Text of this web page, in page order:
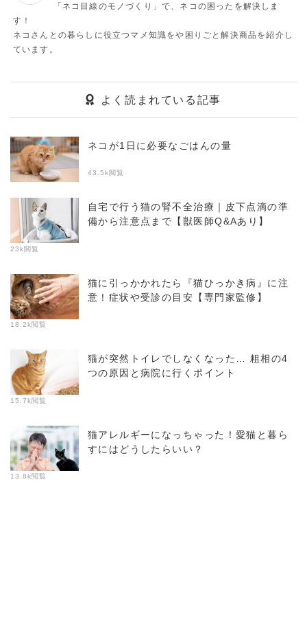
「ネコ目線のモノづくり」で、ネコの困ったを解決しま
す！
ネコさんとの暮らしに役立つマメ知識をや困りごと解決商品を紹介し
ています。
よく読まれている記事
ネコが1日に必要なごはんの量
43.5k閲覧
自宅で行う猫の腎不全治療｜皮下点滴の準
備から注意点まで【獣医師Q&Aあり】
23k閲覧
猫に引っかかれたら『猫ひっかき病』に注
意！症状や受診の目安【専門家監修】
18.2k閲覧
猫が突然トイレでしなくなった… 粗相の4
つの原因と病院に行くポイント
15.7k閲覧
猫アレルギーになっちゃった！愛猫と暮ら
すにはどうしたらいい？
13.8k閲覧